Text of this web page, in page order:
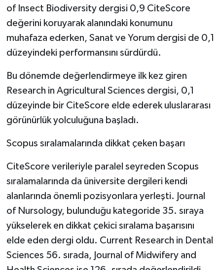
of Insect Biodiversity dergisi 0,9 CiteScore
değerini koruyarak alanındaki konumunu
muhafaza ederken, Sanat ve Yorum dergisi de 0,1
düzeyindeki performansını sürdürdü.
Bu dönemde değerlendirmeye ilk kez giren
Research in Agricultural Sciences dergisi, 0,1
düzeyinde bir CiteScore elde ederek uluslararası
görünürlük yolculuğuna başladı.
Scopus sıralamalarında dikkat çeken başarı
CiteScore verileriyle paralel seyreden Scopus
sıralamalarında da üniversite dergileri kendi
alanlarında önemli pozisyonlara yerleşti. Journal
of Nursology, bulunduğu kategoride 35. sıraya
yükselerek en dikkat çekici sıralama başarısını
elde eden dergi oldu. Current Research in Dental
Sciences 56. sırada, Journal of Midwifery and